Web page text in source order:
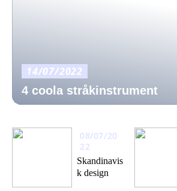
14/07/2022
4 coola stråkinstrument
08/07/20
22
Skandinavis
k design